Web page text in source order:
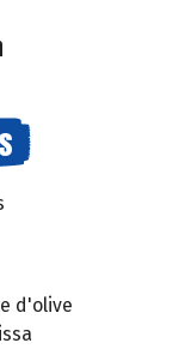
d'olive